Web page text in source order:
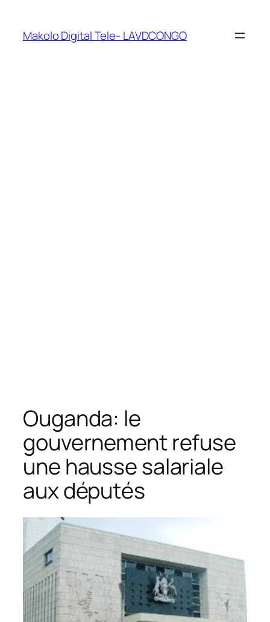
Makolo Digital Tele- LAVDCONGO
Ouganda: le
gouvernement refuse
une hausse salariale
aux députés